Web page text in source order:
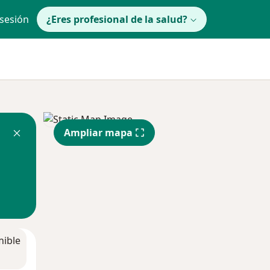
¿Eres profesional de la salud?
Ampliar mapa